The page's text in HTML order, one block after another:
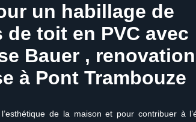
un habillage de
de toit en PVC avec
Bauer , renovation
à Pont Trambouze
de la maison et pour contribuer à